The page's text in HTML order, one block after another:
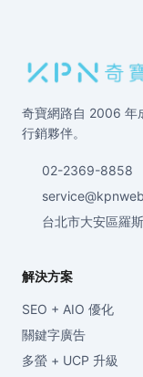
奇寶網路自 2006 年
行銷夥伴。
02-2369-8858
台北市大安區羅
解決方案
SEO + AIO 優化
關鍵字廣告
多螢 + UCP 升級